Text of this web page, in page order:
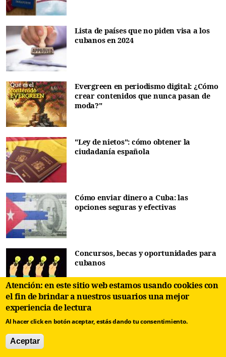
Lista de países que no piden visa a los
cubanos en 2024
Evergreen en periodismo digital: ¿Cómo
crear contenidos que nunca pasan de
moda?"
"Ley de nietos": cómo obtener la
ciudadanía española
Cómo enviar dinero a Cuba: las
opciones seguras y efectivas
Concursos, becas y oportunidades para
cubanos
Diccionario de cubanismos. Habla
popular de Cuba / Letras GHIJ
Atención: en este sitio web estamos usando cookies con
el fin de brindar a nuestros usuarios una mejor
experiencia de lectura
Al hacer click en botón aceptar, estás dando tu consentimiento.
Aceptar